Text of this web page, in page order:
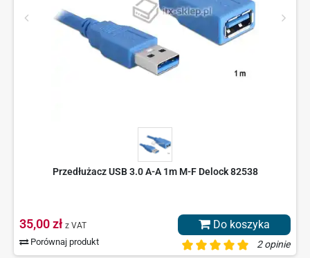
2 opinie
Przedłużacz USB 3.0 A-A 1m M-F Delock 82538
35,00 zł z VAT
Porównaj produkt
Do koszyka